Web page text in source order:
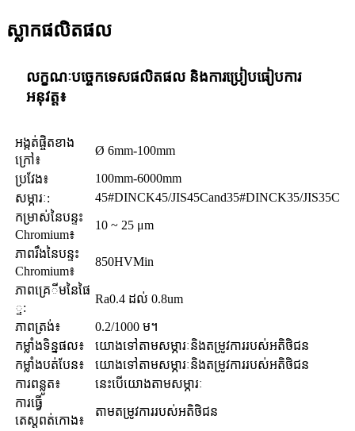
ស្លាកផលិតផល
លក្ខណៈបច្ចេកទេសផលិតផល និងការប្រៀបធៀបការ
អនុវត្ត៖
អង្កត់ផ្ចិតខាង
ក្រៅ៖
Ø 6mm-100mm
ប្រវែង៖
100mm-6000mm
សម្ភារៈ:
45#DINCK45/JIS45Cand35#DINCK35/JIS35C
កម្រាស់នៃបន្ទះ
Chromium៖
10 ~ 25 μm
ភាពរឹងនៃបន្ទះ
Chromium៖
850HVMin
ភាព​គ្រេ​ី​ម​នៃ​ផៃ​
្ទ:
Ra0.4 ដល់ 0.8um
ភាពត្រង់៖
0.2/1000 ម។
កម្លាំងទិន្នផល៖
យោងទៅតាមសម្ភារៈនិងតម្រូវការរបស់អតិថិជន
កម្លាំងបត់បែន៖
យោងទៅតាមសម្ភារៈនិងតម្រូវការរបស់អតិថិជន
ការពន្លូត៖
នេះបើយោងតាមសម្ភារៈ
ការធ្វើ
តេស្តពត់កោង៖
តាមតម្រូវការរបស់អតិថិជន